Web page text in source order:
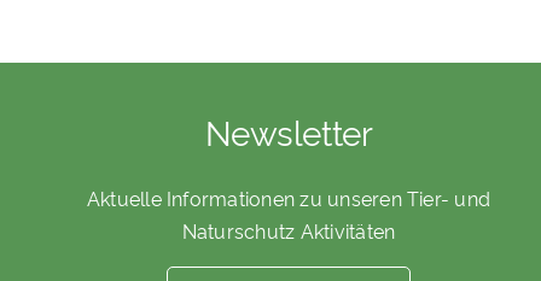
Newsletter
Aktuelle Informationen zu unseren Tier- und
Naturschutz Aktivitäten